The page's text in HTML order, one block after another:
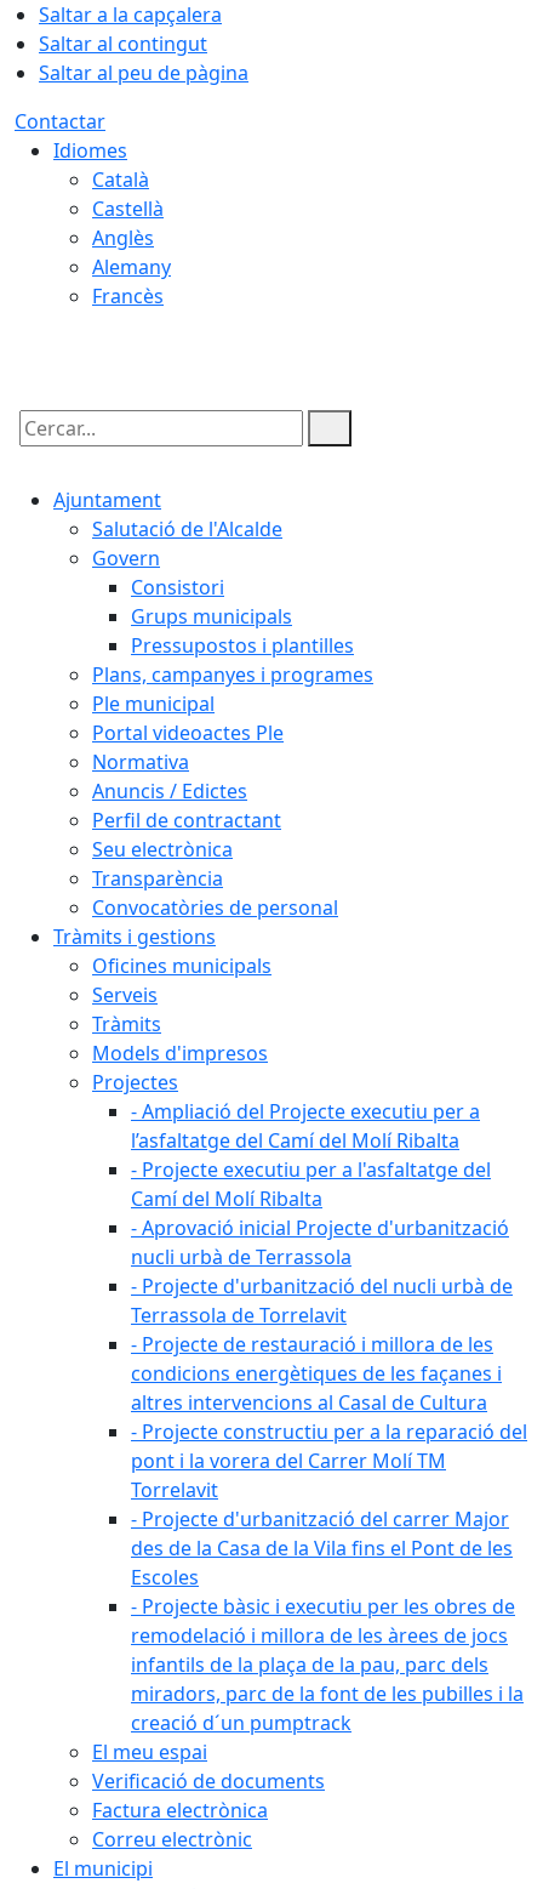
Saltar a la capçalera
Saltar al contingut
Saltar al peu de pàgina
Contactar
Idiomes
Català
Castellà
Anglès
Alemany
Francès
Cercar:
Ajuntament
Salutació de l'Alcalde
Govern
Consistori
Grups municipals
Pressupostos i plantilles
Plans, campanyes i programes
Ple municipal
Portal videoactes Ple
Normativa
Anuncis / Edictes
Perfil de contractant
Seu electrònica
Transparència
Convocatòries de personal
Tràmits i gestions
Oficines municipals
Serveis
Tràmits
Models d'impresos
Projectes
- Ampliació del Projecte executiu per a
l’asfaltatge del Camí del Molí Ribalta
- Projecte executiu per a l'asfaltatge del
Camí del Molí Ribalta
- Aprovació inicial Projecte d'urbanització
nucli urbà de Terrassola
- Projecte d'urbanització del nucli urbà de
Terrassola de Torrelavit
- Projecte de restauració i millora de les
condicions energètiques de les façanes i
altres intervencions al Casal de Cultura
- Projecte constructiu per a la reparació del
pont i la vorera del Carrer Molí TM
Torrelavit
- Projecte d'urbanització del carrer Major
des de la Casa de la Vila fins el Pont de les
Escoles
- Projecte bàsic i executiu per les obres de
remodelació i millora de les àrees de jocs
infantils de la plaça de la pau, parc dels
miradors, parc de la font de les pubilles i la
creació d´un pumptrack
El meu espai
Verificació de documents
Factura electrònica
Correu electrònic
El municipi